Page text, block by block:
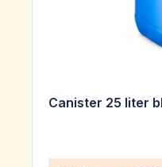
Canister 25 liter